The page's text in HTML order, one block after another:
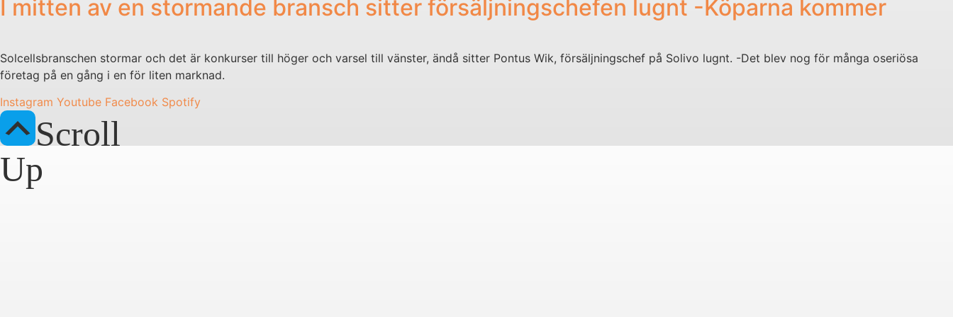
I mitten av en stormande bransch sitter försäljningschefen lugnt -Köparna kommer
Solcellsbranschen stormar och det är konkurser till höger och varsel till vänster, ändå sitter Pontus Wik, försäljningschef på Solivo lugnt. -Det blev nog för många oseriösa
företag på en gång i en för liten marknad.
Instagram Youtube Facebook Spotify
Scroll
Up